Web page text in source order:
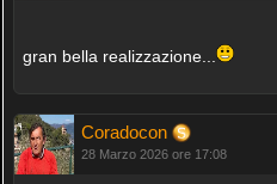
gran bella realizzazione...
Coradocon
28 Marzo 2026 ore 17:08